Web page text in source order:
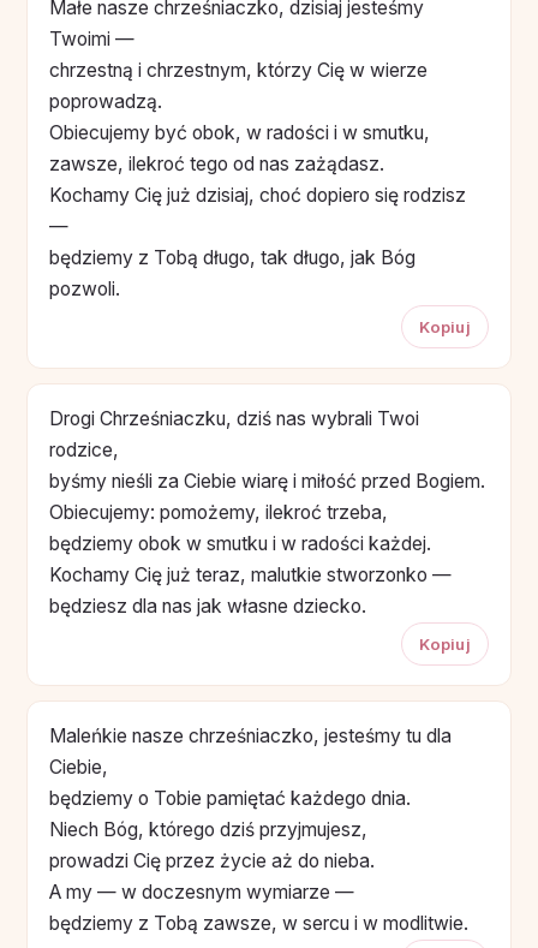
Małe nasze chrześniaczko, dzisiaj jesteśmy
Twoimi —
chrzestną i chrzestnym, którzy Cię w wierze
poprowadzą.
Obiecujemy być obok, w radości i w smutku,
zawsze, ilekroć tego od nas zażądasz.
Kochamy Cię już dzisiaj, choć dopiero się rodzisz
—
będziemy z Tobą długo, tak długo, jak Bóg
pozwoli.
Kopiuj
Drogi Chrześniaczku, dziś nas wybrali Twoi
rodzice,
byśmy nieśli za Ciebie wiarę i miłość przed Bogiem.
Obiecujemy: pomożemy, ilekroć trzeba,
będziemy obok w smutku i w radości każdej.
Kochamy Cię już teraz, malutkie stworzonko —
będziesz dla nas jak własne dziecko.
Kopiuj
Maleńkie nasze chrześniaczko, jesteśmy tu dla
Ciebie,
będziemy o Tobie pamiętać każdego dnia.
Niech Bóg, którego dziś przyjmujesz,
prowadzi Cię przez życie aż do nieba.
A my — w doczesnym wymiarze —
będziemy z Tobą zawsze, w sercu i w modlitwie.